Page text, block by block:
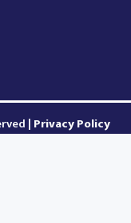
| Privacy Policy